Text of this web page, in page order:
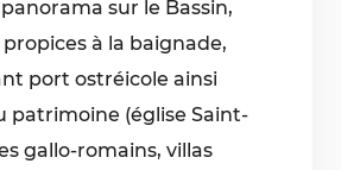
sur le Bassin,
à la baignade,
port ostréicole ainsi
patrimoine (église Saint-
gallo-romains, villas